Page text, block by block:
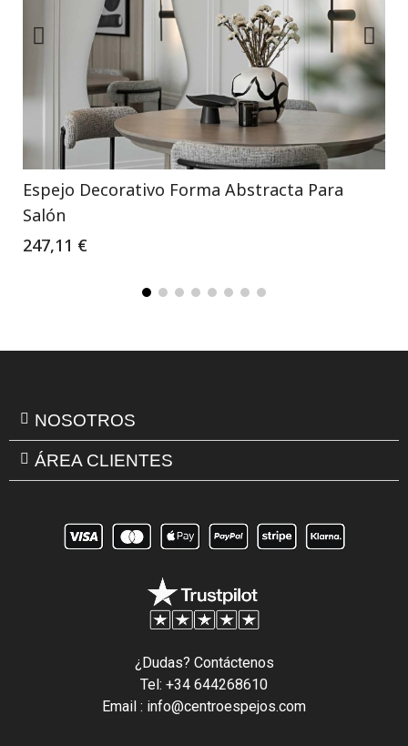
Espejo Decorativo Forma Abstracta Para
Salón
247,11 €
NOSOTROS
ÁREA CLIENTES
¿Dudas? Contáctenos
Tel: +34 644268610
Email : info@centroespejos.com